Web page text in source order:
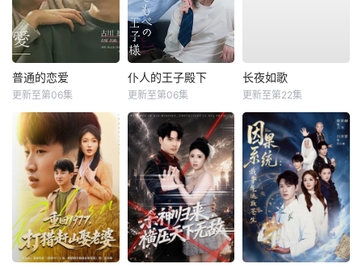
普通的恋爱
更新至第06集
仆人的王子殿下
更新至第06集
长夜如歌
更新至第22集